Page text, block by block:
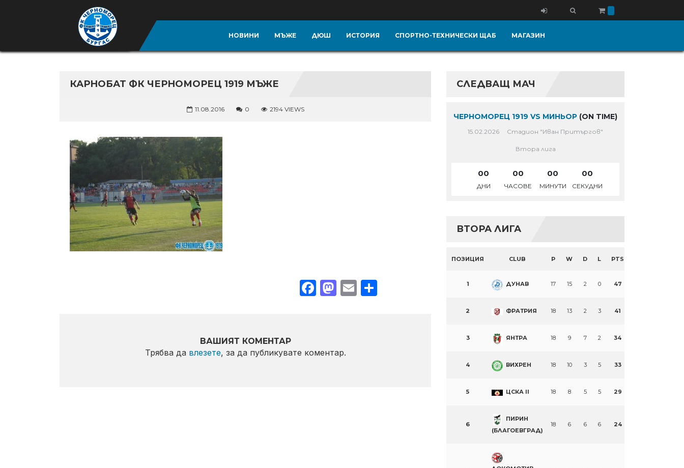
НОВИНИ МЪЖЕ ДЮШ ИСТОРИЯ СПОРТНО-ТЕХНИЧЕСКИ ЩАБ МАГАЗИН
КАРНОБАТ ФК ЧЕРНОМОРЕЦ 1919 МЪЖЕ
11.08.2016 0 2194 VIEWS
Facebook
Mastodon
EmailShare
ВАШИЯТ КОМЕНТАР
Трябва да влезете, за да публикувате коментар.
СЛЕДВАЩ МАЧ
ЧЕРНОМОРЕЦ 1919 VS МИНЬОР (ON TIME)
15.02.2026 Стадион "Иван Притъргов"
Втора лига
00
ДНИ
00
ЧАСОВЕ
00
МИНУТИ
00
СЕКУДНИ
ВТОРА ЛИГА
ПОЗИЦИЯ CLUB P W D L PTS
1 ДУНАВ 17 15 2 0 47
2 ФРАТРИЯ 18 13 2 3 41
3 ЯНТРА 18 9 7 2 34
4 ВИХРЕН 18 10 3 5 33
5 ЦСКА II 18 8 5 5 29
6
ПИРИН
(БЛАГОЕВГРАД)
18 6 6 6 24